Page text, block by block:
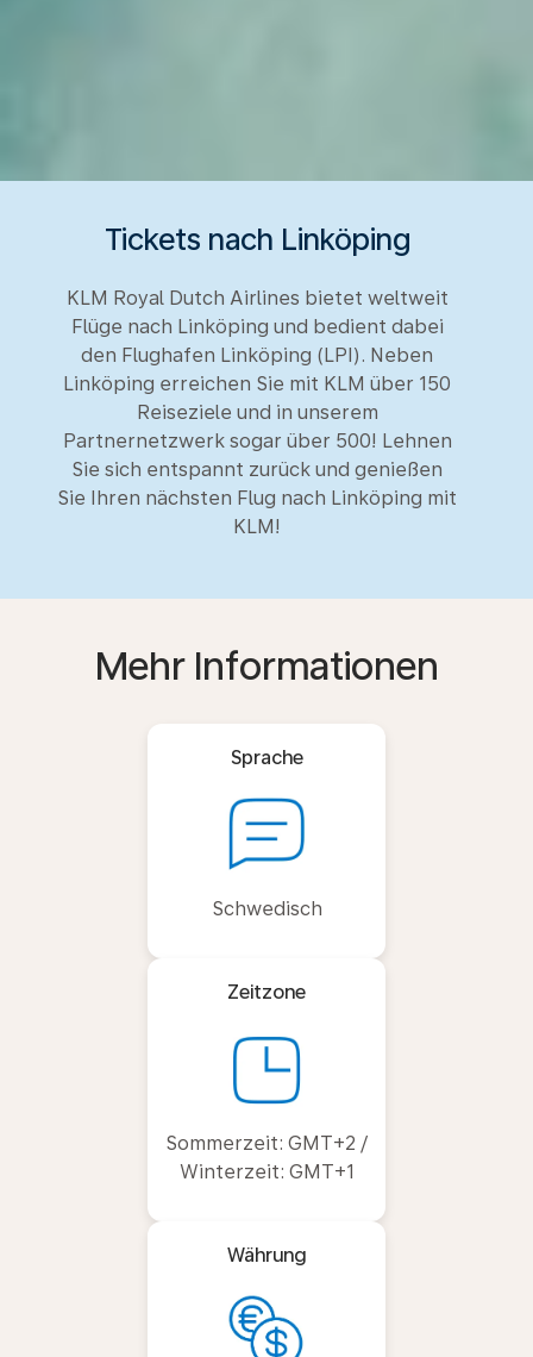
Tickets nach Linköping
KLM Royal Dutch Airlines bietet weltweit
Flüge nach Linköping und bedient dabei
den Flughafen Linköping (LPI). Neben
Linköping erreichen Sie mit KLM über 150
Reiseziele und in unserem
Partnernetzwerk sogar über 500! Lehnen
Sie sich entspannt zurück und genießen
Sie Ihren nächsten Flug nach Linköping mit
KLM!
Mehr Informationen
Sprache
Schwedisch
Zeitzone
Sommerzeit: GMT+2 /
Winterzeit: GMT+1
Währung